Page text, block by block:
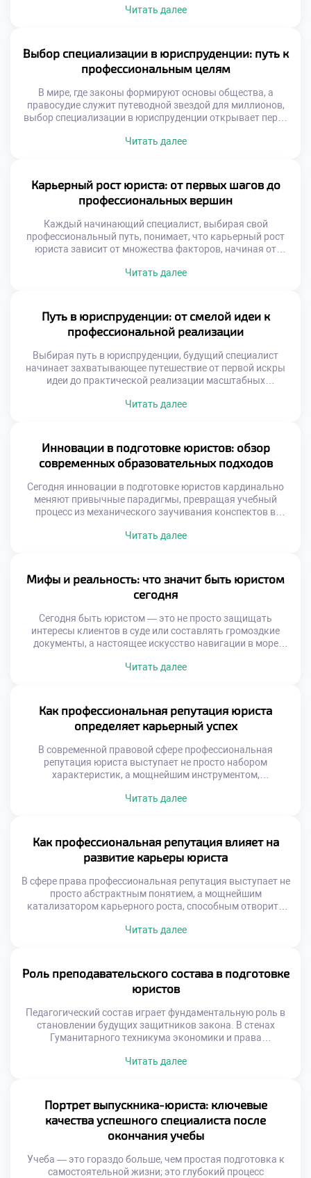
широкие горизонты: от построения блестящей карьеры до
воспитывает будущих руководителей, почему данная
специальность гарантирует карьерный лифт и какие […]
Читать далее
Выбор специализации в юриспруденции: путь к
профессиональным целям
В мире, где законы формируют основы общества, а
правосудие служит путеводной звездой для миллионов,
выбор специализации в юриспруденции открывает перед
карьерных возможностей. Это не просто вопрос о том,
амбиций. Чтобы успешно ориентироваться в этом […]
Читать далее
Карьерный рост юриста: от первых шагов до
профессиональных вершин
Каждый начинающий специалист, выбирая свой
профессиональный путь, понимает, что карьерный рост
юриста зависит от множества факторов, начиная от
умением гибко адаптироваться к меняющимся реалиям.
перспектив в этой сфере поистине безграничен. Правовое
дело требует не только острого ума […]
Читать далее
Путь в юриспруденции: от смелой идеи к
профессиональной реализации
Выбирая путь в юриспруденции, будущий специалист
начинает захватывающее путешествие от первой искры
идеи до практической реализации масштабных
творческая креативность и строгая логика сплетаются в
свободы граждан. Чтобы успешно преодолеть этот
сложный маршрут и превратить […]
Читать далее
Инновации в подготовке юристов: обзор
современных образовательных подходов
Сегодня инновации в подготовке юристов кардинально
меняют привычные парадигмы, превращая учебный
процесс из механического заучивания конспектов в
традиций и передовых цифровых решений. Современные
судебных заседаний до алгоритмов на базе нейросетей
для разбора сложных правовых коллизий. Чтобы
успешно освоить […]
Читать далее
Мифы и реальность: что значит быть юристом
сегодня
Сегодня быть юристом — это не просто защищать
интересы клиентов в суде или составлять громоздкие
документы, а настоящее искусство навигации в море
соседствуют с суровой реальностью ежедневной
практикой, фундаментальным шагом становится хорошее
образование в техникуме […]
Читать далее
Как профессиональная репутация юриста
определяет карьерный успех
В современной правовой сфере профессиональная
репутация юриста выступает не просто набором
характеристик, а мощнейшим инструментом,
возможностям. Подобно искусной шахматной партии, где
выстраивания надежных связей. Чтобы успешно
ориентироваться в этом многогранном мире, где
добросовестная практика переплетается с личным
брендом, фундаментальным […]
Читать далее
Как профессиональная репутация влияет на
развитие карьеры юриста
В сфере права профессиональная репутация выступает не
просто абстрактным понятием, а мощнейшим
катализатором карьерного роста, способным отворить
искусной шахматной партии, где каждый ход просчитан
выстраивания надежных профессиональных связей.
Чтобы успешно ориентироваться в этом многогранном
мире, где добросовестная […]
Читать далее
Роль преподавательского состава в подготовке
юристов
Педагогический состав играет фундаментальную роль в
становлении будущих защитников закона. В стенах
Гуманитарного техникума экономики и права
сухую теорию, но и выступают в качестве наставников,
проводниками в мир реальных правовых вызовов,
умеющими разглядеть и раскрыть индивидуальный
потенциал каждого […]
Читать далее
Портрет выпускника-юриста: ключевые
качества успешного специалиста после
окончания учебы
Учеба — это гораздо больше, чем простая подготовка к
самостоятельной жизни; это глубокий процесс